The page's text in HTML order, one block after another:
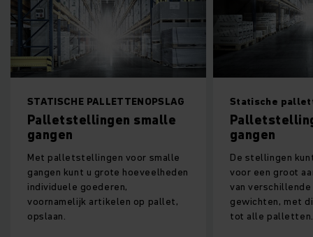
STATISCHE PALLETTENOPSLAG
Palletstellingen smalle
gangen
Met palletstellingen voor smalle
gangen kunt u grote hoeveelheden
individuele goederen,
voornamelijk artikelen op pallet,
opslaan.
Statische
gangen
De stellingen
voor een groot
van
gewichten, met
tot alle palletten.